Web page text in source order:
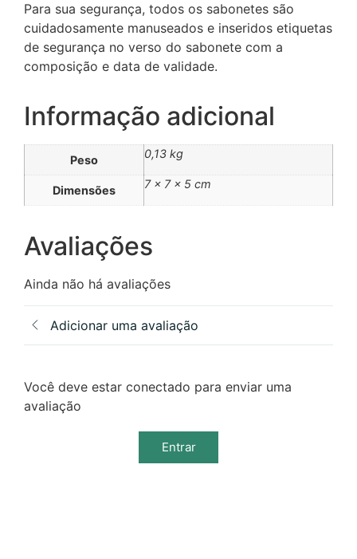
Para sua segurança, todos os sabonetes são
cuidadosamente manuseados e inseridos etiquetas
de segurança no verso do sabonete com a
composição e data de validade.
Informação adicional
Peso 0,13 kg
Dimensões 7 × 7 × 5 cm
Avaliações
Ainda não há avaliações
Adicionar uma avaliação
Você deve estar conectado para enviar uma
avaliação
Entrar